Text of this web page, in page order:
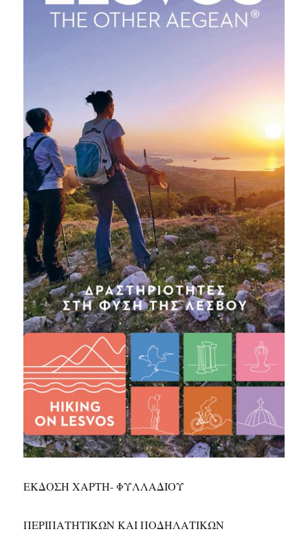
ΕΚΔΟΣΗ ΧΑΡΤΗ- ΦΥΛΛΑΔΙΟΥ
ΠΕΡΙΠΑΤΗΤΙΚΩΝ ΚΑΙ ΠΟΔΗΛΑΤΙΚΩΝ